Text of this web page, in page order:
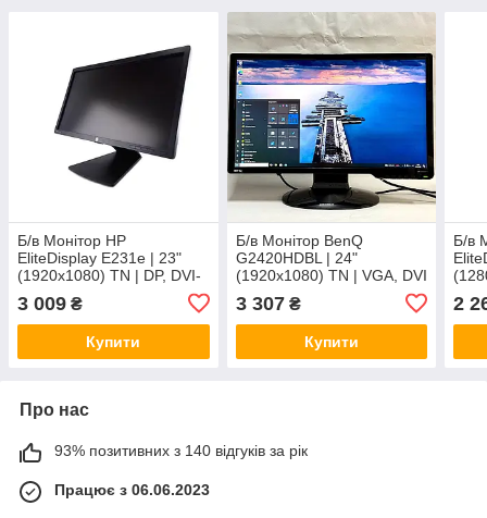
Б/в Монітор HP
EliteDisplay E231e | 23"
(1920x1080) TN | DP, DVI-
3 009 ₴
Купити
Б/в Монітор BenQ
G2420HDBL | 24"
(1920x1080) TN | VGA, DVI
| VESA 100x100 + Кабель
живлення
3 307₴
Купити
Б/в
2
Про нас
93% позитивних з 140 відгуків за рік
Працює з 06.06.2023